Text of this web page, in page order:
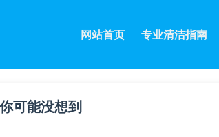
网站首页 专业清洁指南
可能没想到